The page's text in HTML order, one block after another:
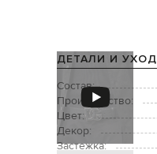
ДЕТАЛИ И УХОД
Состав:
Производство:
Цвет:
Декор:
Застежка: